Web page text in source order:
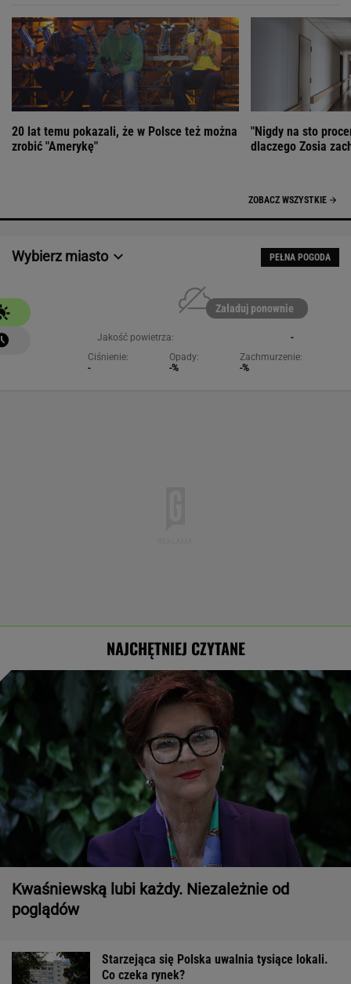
20 lat temu pokazali, że w Polsce też można
zrobić "Amerykę"
"Nigdy na sto
dlaczego Zosia
ZOBACZ WSZYSTKIE
Wybierz miasto PEŁNA POGODA
Załaduj ponownie
Jakość powietrza:
-
Ciśnienie:
-
Opady:
-%
Zachmurzenie:
-%
NAJCHĘTNIEJ CZYTANE
Kwaśniewską lubi każdy. Niezależnie od
poglądów
Starzejąca się Polska uwalnia tysiące lokali.
Co czeka rynek?